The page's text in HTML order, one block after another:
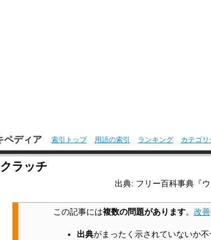
ペディア 索引トップ 用語の索引 ランキング カテゴリ
ラッチ
出典: フリー百科事典『
この記事には複数の問題があります。 改善
出典がまったく示されていないか